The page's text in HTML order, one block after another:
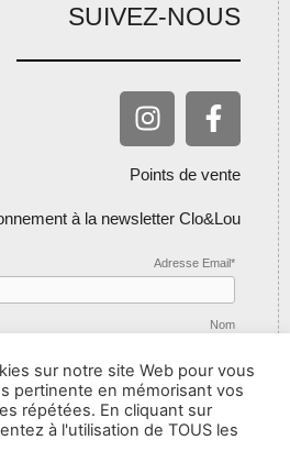
SUIVEZ-NOUS
Points de vente
à la newsletter Clo&Lou
Adresse Email*
Nom
sur notre site Web pour vous
pertinente en mémorisant vos
répétées. En cliquant sur
à l'utilisation de TOUS les